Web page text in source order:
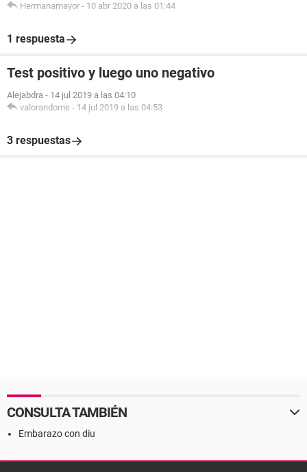
Hermanamayor - 10 abr 2020 a las 01:44
1 respuesta
Test positivo y luego uno negativo
Alejabdra - 14 jul 2019 a las 04:10
valorandome - 14 jul 2019 a las 04:53
3 respuestas
CONSULTA TAMBIÉN
Embarazo con diu